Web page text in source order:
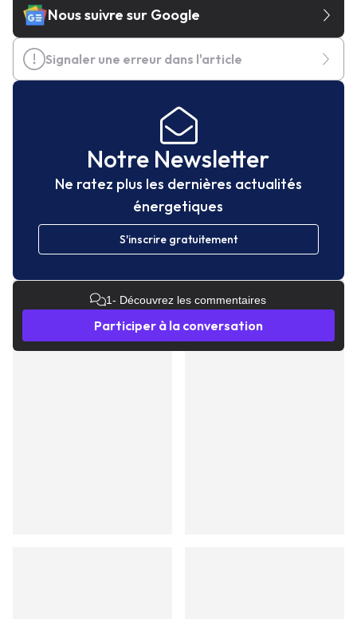
Nous suivre sur Google
Signaler une erreur dans l'article
Notre Newsletter
Ne ratez plus les dernières actualités
énergetiques
S'inscrire gratuitement
1- Découvrez les commentaires
Participer à la conversation